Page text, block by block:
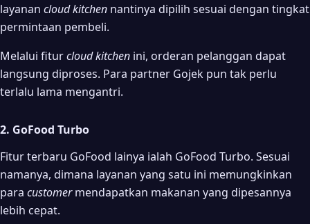
layanan cloud kitchen nantinya dipilih sesuai dengan tingkat
permintaan pembeli.
Melalui fiturcloud kitchen ini, orderan pelanggan dapat
langsung diproses. Para partner Gojek pun tak perlu
terlalu lama mengantri.
2. GoFood Turbo
Fitur terbaru GoFood lainya ialah GoFood Turbo. Sesuai
namanya, dimana layanan yang satu ini memungkinkan
para customermendapatkan makanan yang dipesannya
lebih cepat.